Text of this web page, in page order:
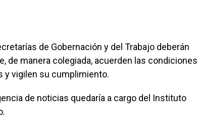
de Gobernación y del Trabajo deberán
de manera colegiada, acuerden las condiciones
y vigilen su cumplimiento.
de noticias quedaría a cargo del Instituto